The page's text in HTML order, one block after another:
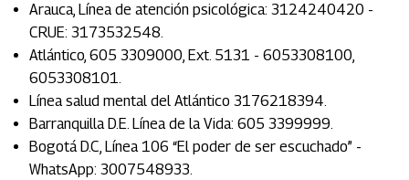
Arauca, Línea de atención psicológica: 3124240420 -
CRUE: 3173532548.
Atlántico, 605 3309000, Ext. 5131 - 6053308100,
6053308101.
Línea salud mental del Atlántico 3176218394.
Barranquilla D.E. Línea de la Vida: 605 3399999.
Bogotá D.C, Línea 106 “El poder de ser escuchado” -
WhatsApp: 3007548933.